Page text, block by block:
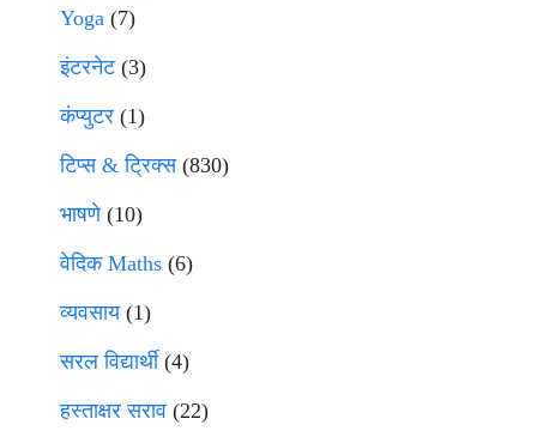
Yoga (7)
इंटरनेट(3)
कंप्युटर (1)
टिप्स & ट्रिक्स(830)
भाषणे(10)
वेदिक Maths (6)
व्यवसाय(1)
सरल विद्यार्थी(4)
हस्ताक्षर सराव (22)